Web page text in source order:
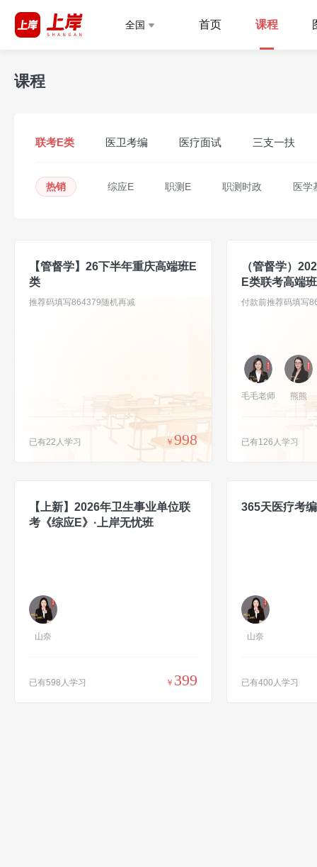
全国 首页 课程
课程
联考E类 医卫考编 医疗面试 三支一扶
热销 综应E 职测E 职测时政 医学
【管督学】26下半年重庆高端班E
类
推荐码填写864379随机再减
已有22人学习 ￥ 998
（管督学）
E类联考高端班
付款前推荐码填写
毛毛老师 熊熊
已有126人学习
【上新】2026年卫生事业单位联
考《综应E》·上岸无忧班
山奈
已有598人学习 ￥ 399
365天医疗考
山奈
已有400人学习